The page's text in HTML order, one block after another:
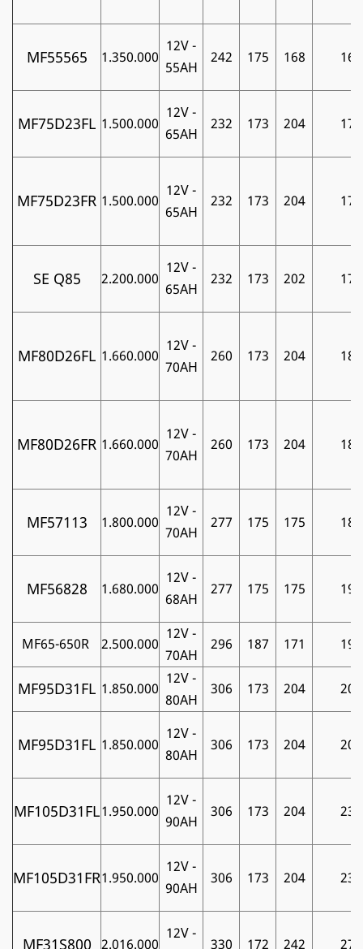
MF55565 1.350.000
12V -
55AH
242 175 168 16
MF75D23FL 1.500.000
12V -
65AH
232 173 204 17
MF75D23FR 1.500.000
12V -
65AH
232 173 204 17
SE Q85 2.200.000
12V -
65AH
232 173 202 17
MF80D26FL 1.660.000
12V -
70AH
260 173 204 18
MF80D26FR 1.660.000
12V -
70AH
260 173 204 18
MF57113 1.800.000
12V -
70AH
277 175 175 18
MF56828 1.680.000
12V -
68AH
277 175 175 19
MF65-650R 2.500.000
12V -
70AH
296 187 171 19
MF95D31FL 1.850.000
12V -
80AH
306 173 204 20
MF95D31FL 1.850.000
12V -
80AH
306 173 204 20
MF105D31FL1.950.000
12V -
90AH
306 173 204 23
MF105D31FR1.950.000
12V -
90AH
306 173 204 23
MF31S800 2.016.000
12V -
330 172 242 27